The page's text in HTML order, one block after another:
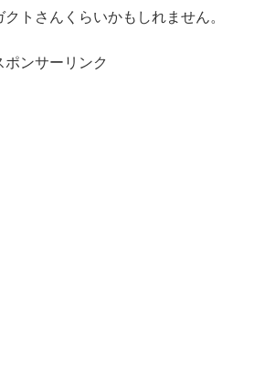
トさんくらいかもしれません。
ポンサーリンク